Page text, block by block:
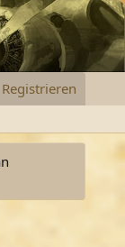
Registrieren